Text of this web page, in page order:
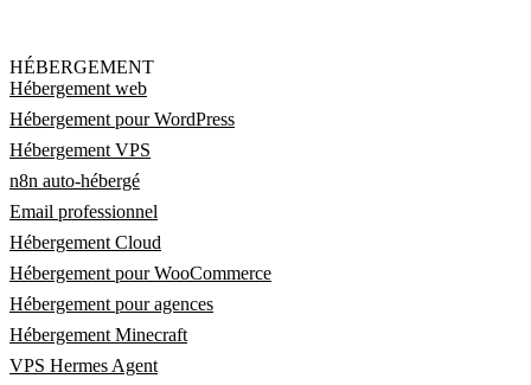
HÉBERGEMENT
Hébergement web
Hébergement pour WordPress
Hébergement VPS
n8n auto-hébergé
Email professionnel
Hébergement Cloud
Hébergement pour WooCommerce
Hébergement pour agences
Hébergement Minecraft
VPS Hermes Agent